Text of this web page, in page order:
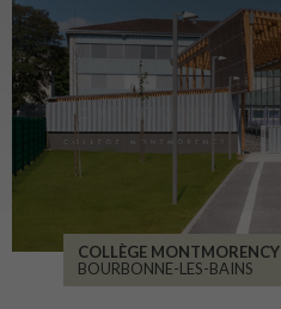
COLLÈGE MONTMORENCY
BOURBONNE-LES-BAINS